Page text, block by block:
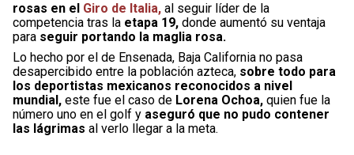
rosas en el Giro de Italia, al seguir líder de la
competencia tras la etapa 19, donde aumentó su ventaja
para seguir portando la maglia rosa.
Lo hecho por el de Ensenada, Baja California no pasa
desapercibido entre la población azteca, sobre todo para
los deportistas mexicanos reconocidos a nivel
mundial, este fue el caso de Lorena Ochoa, quien fue la
número uno en el golf y aseguró que no pudo contener
las lágrimas al verlo llegar a la meta.